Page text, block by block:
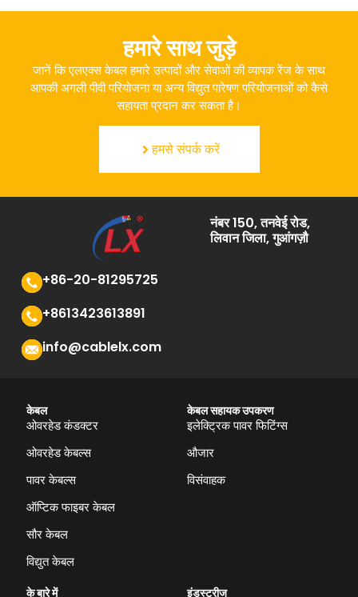
हमारे साथ जुड़े
जानें कि एलएक्स केबल हमारे उत्पादों और सेवाओं की व्यापक रेंज के साथ
आपकी अगली पीवी परियोजना या अन्य विद्युत पारेषण परियोजनाओं को कैसे
सहायता प्रदान कर सकता है।
हमसे संपर्क करें
नंबर 150, तनवेई रोड,
लिवान जिला, गुआंगज़ौ
+86-20-81295725
+8613423613891
info@cablelx.com
केबल
ओवरहेड कंडक्टर
ओवरहेड केबल्स
पावर केबल्स
ऑप्टिक फाइबर केबल
सौर केबल
विद्युत केबल
केबल सहायक उपकरण
इलेक्ट्रिक पावर फिटिंग्स
औजार
विसंवाहक
के बारे में इंडस्ट्रीज